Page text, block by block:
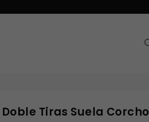
Tiras Suela Corcho